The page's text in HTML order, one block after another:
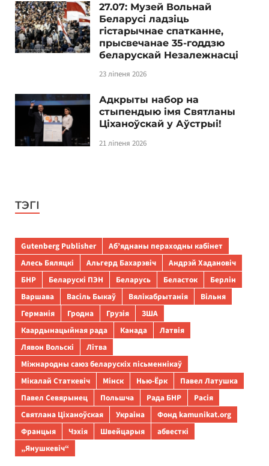
27.07: Музей Вольнай
Беларусі ладзіць
гістарычнае спатканне,
прысвечанае 35-годдзю
беларускай Незалежнасці
23 ліпеня 2026
Адкрыты набор на
стыпендыю імя Святланы
Ціханоўскай у Аўстрыі!
21 ліпеня 2026
ТЭГІ
Gutenberg Publisher
Аб’яднаны пераходны кабінет
Алесь Бяляцкі
Альгерд Бахарэвіч
Андрэй Хадановіч
БНР
Беларускі ПЭН Беларусь Беласток
Берлін
Варшава
Васіль Быкаў Вялікабрытанія
Вільня
Германія
Гродна Грузія
ЗША
Каардынацыйная рада
Канада
Латвія
Лявон Вольскі
Літва
Міжнародны саюз беларускіх пісьменнікаў
Мікалай Статкевіч
Мінск Нью-Ёрк
Павел Латушка
Павел Севярынец
Польшча Рада БНР
Расія
Святлана Ціханоўская
Украіна
Фонд kamunikat.org
Францыя
Чэхія Швейцарыя
абвесткі
„Янушкевіч“